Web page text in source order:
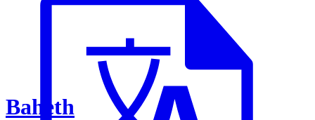
Baheth